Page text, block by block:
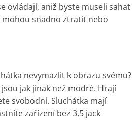
ovládají, aniž byste museli sahat
mohou snadno ztratit nebo
nevymazlit k obrazu svému?
jak jinak než modré. Hrají
svobodní. Sluchátka mají
zařízení bez 3,5 jack